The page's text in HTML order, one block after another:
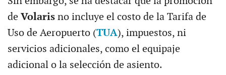
de Volarisno incluye el costo de la Tarifa de
Uso de Aeropuerto (TUA), impuestos, ni
servicios adicionales, como el equipaje
adicional o la selección de asiento.